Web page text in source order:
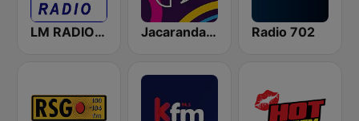
LM RADIO - Happy Listening !! Jacaranda FM Radio 702